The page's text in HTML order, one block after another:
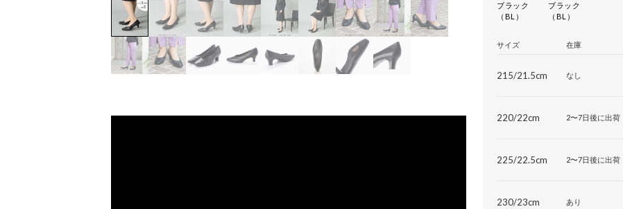
ブラック
（BL）
ブラック
（BL）
サイズ 在庫
215/21.5cm なし
220/22cm 2〜7日後に出荷
225/22.5cm 2〜7日後に出荷
230/23cm あり